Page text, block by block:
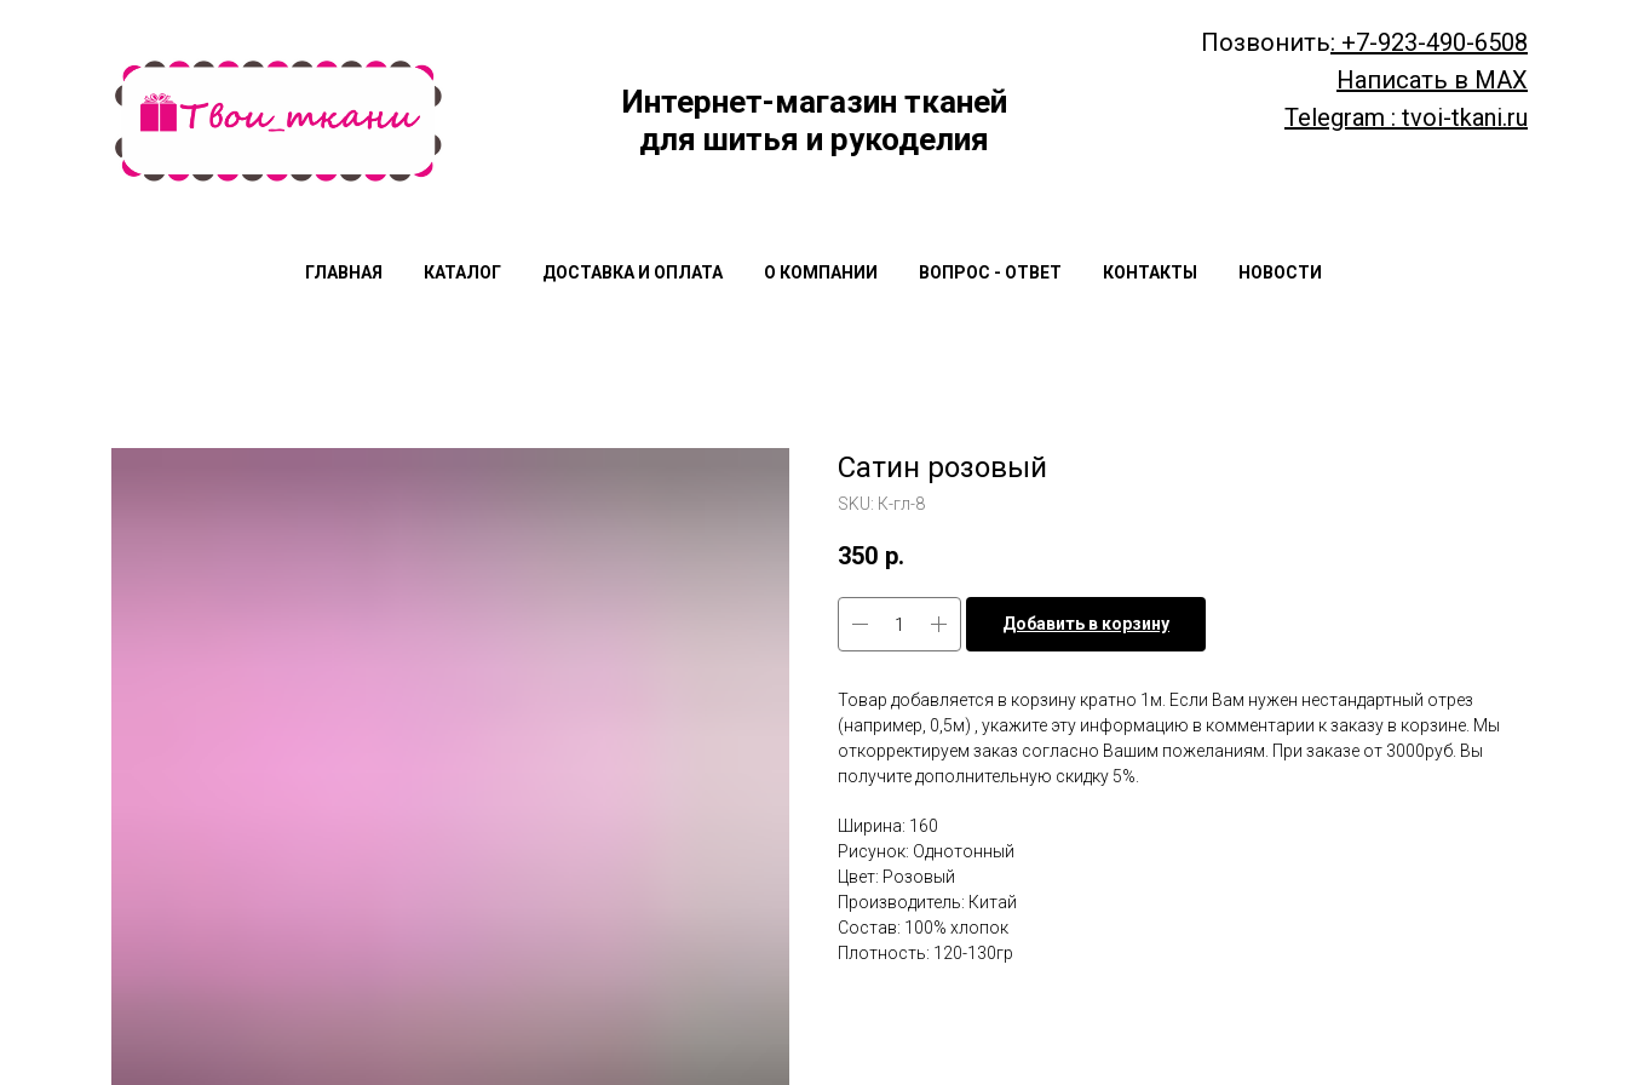
Интернет-магазин тканей
для шитья и рукоделия
Позвонить: +7-923-490-6508
Написать в MAX
Telegram : tvoi-tkani.ru
ГЛАВНАЯ КАТАЛОГ ДОСТАВКА И ОПЛАТА О КОМПАНИИ ВОПРОС - ОТВЕТ КОНТАКТЫ НОВОСТИ
Сатин розовый
SKU: К-гл-8
350 р.
Добавить в корзину
Товар добавляется в корзину кратно 1м. Если Вам нужен нестандартный отрез
(например, 0,5м) , укажите эту информацию в комментарии к заказу в корзине. Мы
откорректируем заказ согласно Вашим пожеланиям. При заказе от 3000руб. Вы
получите дополнительную скидку 5%.
Ширина: 160
Рисунок: Однотонный
Цвет: Розовый
Производитель: Китай
Состав: 100% хлопок
Плотность: 120-130гр